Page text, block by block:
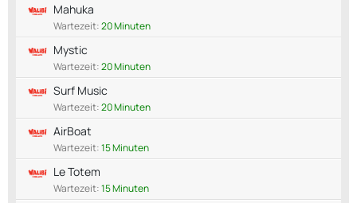
Mahuka
Wartezeit:20 Minuten
Mystic
Wartezeit:20 Minuten
Surf Music
Wartezeit:20 Minuten
AirBoat
Wartezeit:15 Minuten
Le Totem
Wartezeit:15 Minuten